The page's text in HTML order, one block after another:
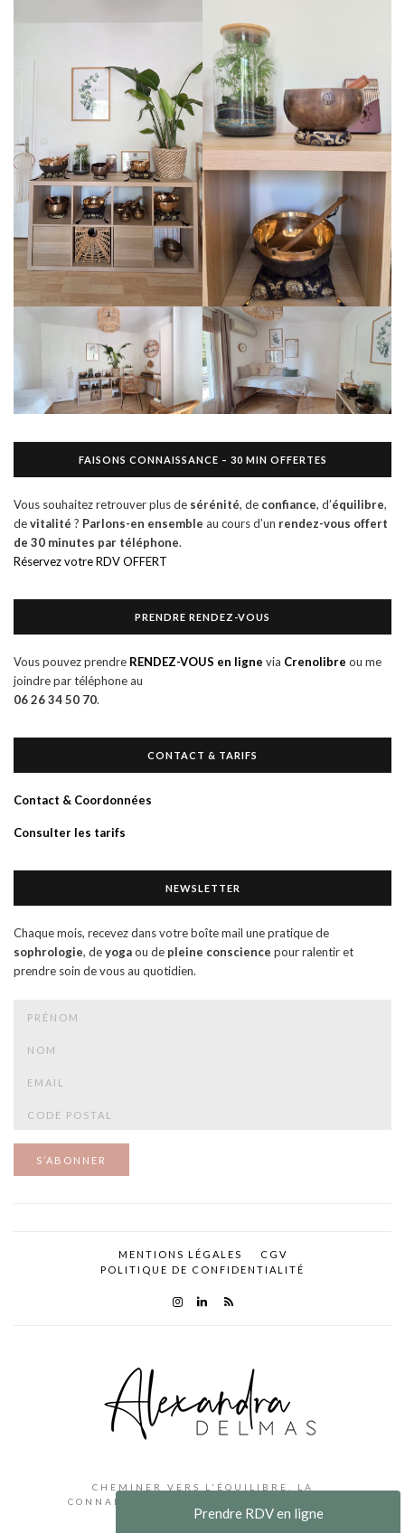
FAISONS CONNAISSANCE – 30 MIN OFFERTES
Vous souhaitez retrouver plus de sérénité, de confiance, d’équilibre,
devitalité ? Parlons-en ensemble au cours d’un rendez-vous offert
de 30 minutes par téléphone.
Réservez votre RDV OFFERT
PRENDRE RENDEZ-VOUS
Vous pouvez prendre RENDEZ-VOUS en ligne via Crenolibre ou me
joindre par téléphone au
06 26 34 50 70.
CONTACT & TARIFS
Contact & Coordonnées
Consulter les tarifs
NEWSLETTER
Chaque mois, recevez dans votre boîte mail une pratique de
sophrologie, deyogaou de pleine conscience pour ralentir et
prendre soin de vous au quotidien.
S’ABONNER
Prendre RDV en ligne
MENTIONS LÉGALES
CGV
POLITIQUE DE CONFIDENTIALITÉ
CHEMINER VERS L'ÉQUILIBRE, LA
CONNAISSANCE DE SOI, LE CHANGEMENT